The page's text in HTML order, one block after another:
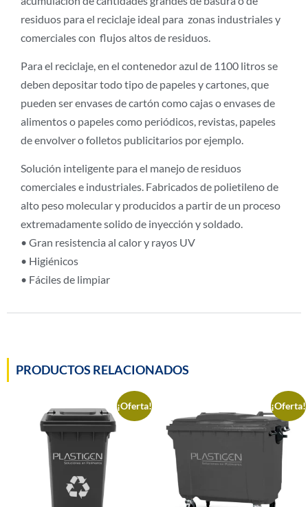
residuos para el reciclaje ideal para zonas industriales y
comerciales con flujos altos de residuos.
Para el reciclaje, en el contenedor azul de 1100 litros se
deben depositar todo tipo de papeles y cartones, que
pueden ser envases de cartón como cajas o envases de
alimentos o papeles como periódicos, revistas, papeles
de envolver o folletos publicitarios por ejemplo.
Solución inteligente para el manejo de residuos
comerciales e industriales. Fabricados de polietileno de
alto peso molecular y producidos a partir de un proceso
extremadamente solido de inyección y soldado.
• Gran resistencia al calor y rayos UV
• Higiénicos
• Fáciles de limpiar
PRODUCTOS RELACIONADOS
¡Oferta! ¡Oferta!